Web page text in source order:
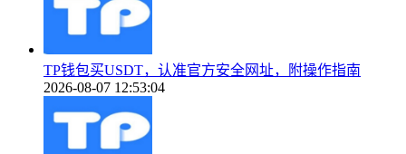
TP钱包买USDT，认准官方安全网址，附操作指南
2026-08-07 12:53:04